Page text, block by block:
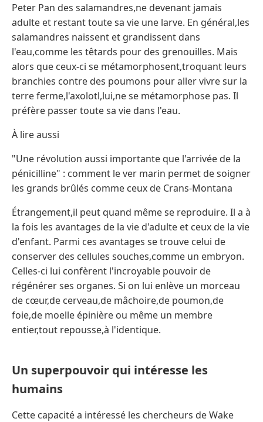
Peter Pan des salamandres,ne devenant jamais
adulte et restant toute sa vie une larve. En général,les
salamandres naissent et grandissent dans
l'eau,comme les têtards pour des grenouilles. Mais
alors que ceux-ci se métamorphosent,troquant leurs
branchies contre des poumons pour aller vivre sur la
terre ferme,l'axolotl,lui,ne se métamorphose pas. Il
préfère passer toute sa vie dans l'eau.
À lire aussi
"Une révolution aussi importante que l'arrivée de la
pénicilline" : comment le ver marin permet de soigner
les grands brûlés comme ceux de Crans-Montana
Étrangement,il peut quand même se reproduire. Il a à
la fois les avantages de la vie d'adulte et ceux de la vie
d'enfant. Parmi ces avantages se trouve celui de
conserver des cellules souches,comme un embryon.
Celles-ci lui confèrent l'incroyable pouvoir de
régénérer ses organes. Si on lui enlève un morceau
de cœur,de cerveau,de mâchoire,de poumon,de
foie,de moelle épinière ou même un membre
entier,tout repousse,à l'identique.
Un superpouvoir qui intéresse les
humains
Cette capacité a intéressé les chercheurs de Wake